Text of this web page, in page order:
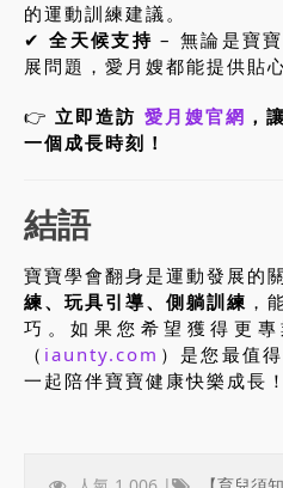
的運動訓練建議。
✔全天候支持 – 無論是寶
展問題，愛月嫂都能提供貼
👉立即造訪 愛月嫂官網 ，
一個成長時刻！
結語
寶寶學會翻身是運動發展的
練、玩具引導、側躺訓練 ，
巧。如果您希望獲得更專
（ iaunty.com ）是您最值
一起陪伴寶寶健康快樂成長！